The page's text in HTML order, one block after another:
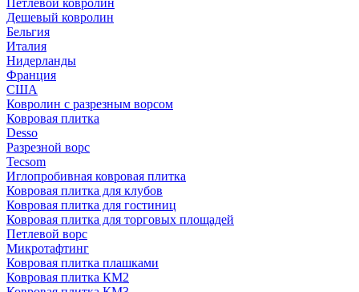
Петлевой ковролин
Дешевый ковролин
Бельгия
Италия
Нидерланды
Франция
США
Ковролин с разрезным ворсом
Ковровая плитка
Desso
Разрезной ворс
Tecsom
Иглопробивная ковровая плитка
Ковровая плитка для клубов
Ковровая плитка для гостиниц
Ковровая плитка для торговых площадей
Петлевой ворс
Микротафтинг
Ковровая плитка плашками
Ковровая плитка КМ2